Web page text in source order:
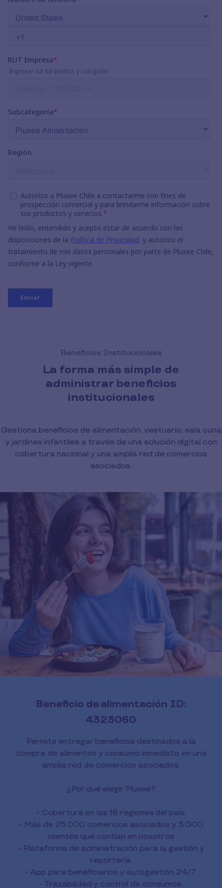
Beneficios Institucionales
La forma más simple de
administrar beneficios
institucionales
Gestiona beneficios de alimentación, vestuario, sala cuna
y jardines infantiles a través de una solución digital con
cobertura nacional y una amplia red de comercios
asociados.
Beneficio de alimentación ID:
4323060
Permite entregar beneficios destinados a la
compra de alimentos y consumo inmediato en una
amplia red de comercios asociados.
¿Por qué elegir Pluxee?
• Cobertura en las 16 regiones del país.
• Más de 25.000 comercios asociados y 3.000
clientes que confían en nosotros
• Plataforma de administración para la gestión y
reportería.
• App para beneficiarios y autogestión 24/7.
• Trazabilidad y control de consumos.